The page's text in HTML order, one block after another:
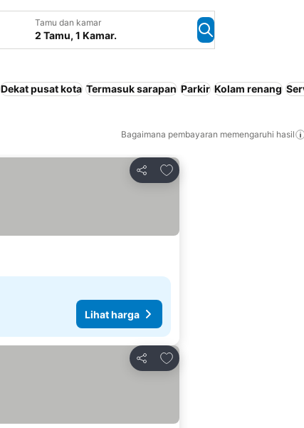
Tamu dan kamar
2 Tamu, 1 Kamar.
Dekat pusat kota Termasuk sarapan Parkir Kolam renang
Bagaimana pembayaran memengaruhi hasil
Bagikan
Tambahkan ke favorit
Lihat harga
Bagikan
Tambahkan ke favorit